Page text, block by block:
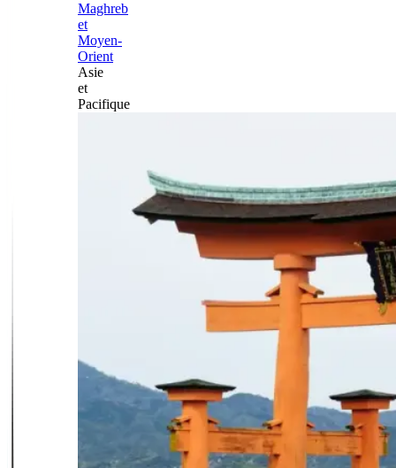
Maghreb
et
Moyen-
Orient
Asie
et
Pacifique